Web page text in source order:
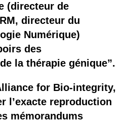
(directeur de
directeur du
Numérique)
des
la thérapie génique”.
for Bio-integrity,
l’exacte reproduction
mémorandums